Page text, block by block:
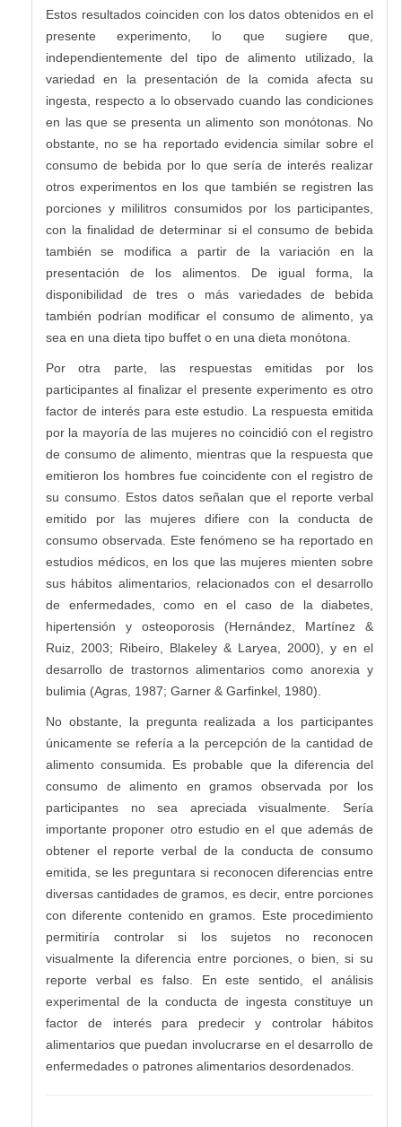
Estos resultados coinciden con los datos obtenidos en el
presente experimento, lo que sugiere que,
independientemente del tipo de alimento utilizado, la
variedad en la presentación de la comida afecta su
ingesta, respecto a lo observado cuando las condiciones
en las que se presenta un alimento son monótonas. No
obstante, no se ha reportado evidencia similar sobre el
consumo de bebida por lo que sería de interés realizar
otros experimentos en los que también se registren las
porciones y mililitros consumidos por los participantes,
con la finalidad de determinar si el consumo de bebida
también se modifica a partir de la variación en la
presentación de los alimentos. De igual forma, la
disponibilidad de tres o más variedades de bebida
también podrían modificar el consumo de alimento, ya
sea en una dieta tipo buffet o en una dieta monótona.
Por otra parte, las respuestas emitidas por los
participantes al finalizar el presente experimento es otro
factor de interés para este estudio. La respuesta emitida
por la mayoría de las mujeres no coincidió con el registro
de consumo de alimento, mientras que la respuesta que
emitieron los hombres fue coincidente con el registro de
su consumo. Estos datos señalan que el reporte verbal
emitido por las mujeres difiere con la conducta de
consumo observada. Este fenómeno se ha reportado en
estudios médicos, en los que las mujeres mienten sobre
sus hábitos alimentarios, relacionados con el desarrollo
de enfermedades, como en el caso de la diabetes,
hipertensión y osteoporosis (Hernández, Martínez &
Ruiz, 2003; Ribeiro, Blakeley & Laryea, 2000), y en el
desarrollo de trastornos alimentarios como anorexia y
bulimia (Agras, 1987; Garner & Garfinkel, 1980).
No obstante, la pregunta realizada a los participantes
únicamente se refería a la percepción de la cantidad de
alimento consumida. Es probable que la diferencia del
consumo de alimento en gramos observada por los
participantes no sea apreciada visualmente. Sería
importante proponer otro estudio en el que además de
obtener el reporte verbal de la conducta de consumo
emitida, se les preguntara si reconocen diferencias entre
diversas cantidades de gramos, es decir, entre porciones
con diferente contenido en gramos. Este procedimiento
permitiría controlar si los sujetos no reconocen
visualmente la diferencia entre porciones, o bien, si su
reporte verbal es falso. En este sentido, el análisis
experimental de la conducta de ingesta constituye un
factor de interés para predecir y controlar hábitos
alimentarios que puedan involucrarse en el desarrollo de
enfermedades o patrones alimentarios desordenados.